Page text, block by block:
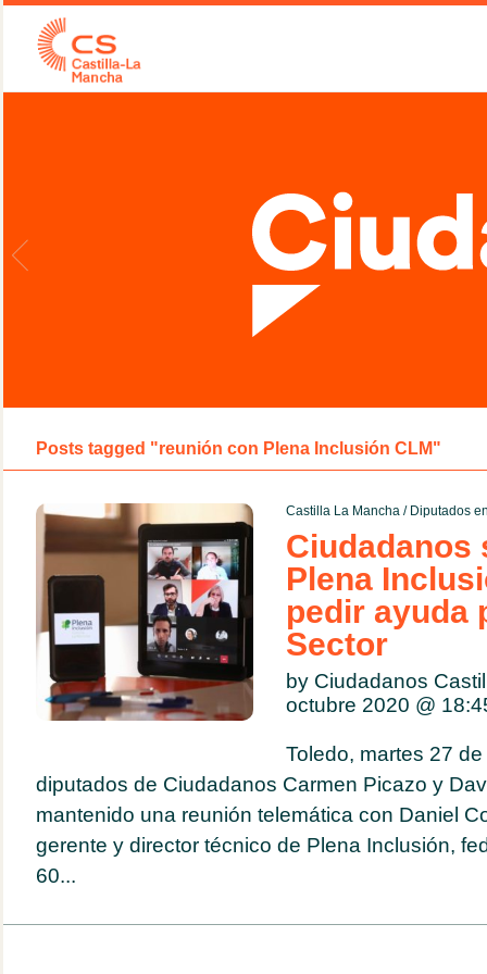
Posts tagged "reunión con Plena Inclusión CLM"
Castilla La Mancha/ Diputados
Ciudadanos
Plena
pedir ayuda
Sector
by Ciudadanos
octubre 2020 @
Toledo, martes 27
diputados de Ciudadanos Carmen Picazo y
mantenido una reunión telemática con Daniel
gerente y director técnico de Plena Inclusión,
60...